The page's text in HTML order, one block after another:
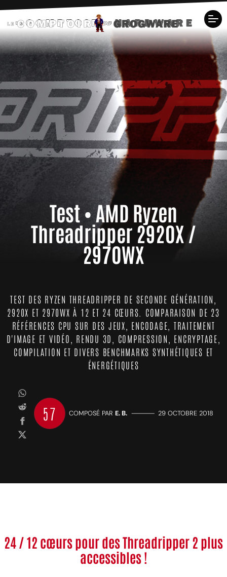
Test • AMD Ryzen
Threadripper 2920X /
2970WX
TEST DES RYZEN THREADRIPPER DE SECONDE GÉNÉRATION,
2920X ET 2970WX À 12 ET 24 CŒURS. COMPARAISON DE 23
RÉFÉRENCES CPU SUR DES JEUX, ENCODAGE, TRAITEMENT
D'IMAGE ET VIDÉO, RENDU 3D, COMPRESSION, ENCRYPTAGE,
COMPILATION ET DIVERS BENCHMARKS SYNTHÉTIQUES ET
ÉNERGÉTIQUES
57 COMPOSÉ PAR E. B. ————— 29 OCTOBRE 2018
24 / 12 cœurs pour des Threadripper 2 plus
accessibles !